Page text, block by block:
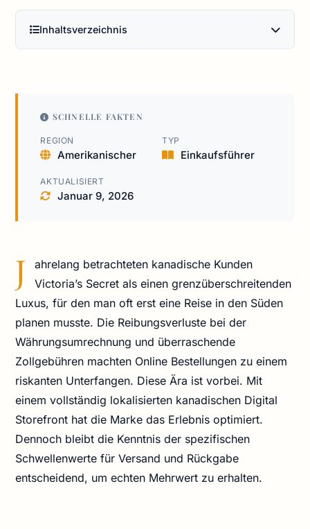
Inhaltsverzeichnis
SCHNELLE FAKTEN
REGION
Amerikanischer
TYP
Einkaufsführer
AKTUALISIERT
Januar 9, 2026
J
ahrelang betrachteten kanadische Kunden
Victoria’s Secret als einen grenzüberschreitenden
Luxus, für den man oft erst eine Reise in den Süden
planen musste. Die Reibungsverluste bei der
Währungsumrechnung und überraschende
Zollgebühren machten Online Bestellungen zu einem
riskanten Unterfangen. Diese Ära ist vorbei. Mit
einem vollständig lokalisierten kanadischen Digital
Storefront hat die Marke das Erlebnis optimiert.
Dennoch bleibt die Kenntnis der spezifischen
Schwellenwerte für Versand und Rückgabe
entscheidend, um echten Mehrwert zu erhalten.